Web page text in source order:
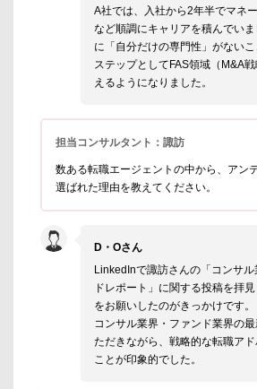
A社では、入社から2年半でマネ
など順調にキャリアを積んでい
に「自分だけの専門性」がない
ステップとしてFAS領域（M&A
えるようになりました。
担当コンサルタント：諏訪
数ある転職エージェントの中から、アン
選ばれた理由を教えてください。
D・Oさん
LinkedInで諏訪さんの「コンサ
ドレポート」に関する投稿を拝
をお願いしたのがきっかけです。
コンサル業界・ファンド業界の
ただきながら、戦略的な転職ア
ことが印象的でした。